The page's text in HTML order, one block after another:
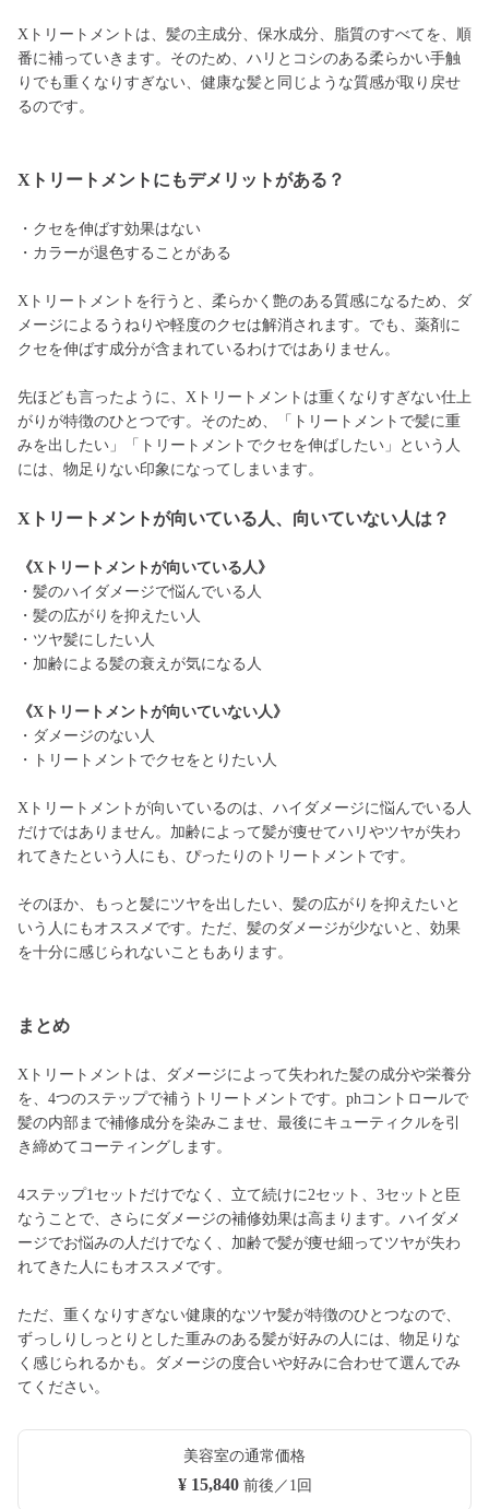
Xトリートメントは、髪の主成分、保水成分、脂質のすべてを、順
番に補っていきます。そのため、ハリとコシのある柔らかい手触
りでも重くなりすぎない、健康な髪と同じような質感が取り戻せ
るのです。
Xトリートメントにもデメリットがある？
・クセを伸ばす効果はない
・カラーが退色することがある
Xトリートメントを行うと、柔らかく艶のある質感になるため、ダ
メージによるうねりや軽度のクセは解消されます。でも、薬剤に
クセを伸ばす成分が含まれているわけではありません。
先ほども言ったように、Xトリートメントは重くなりすぎない仕上
がりが特徴のひとつです。そのため、「トリートメントで髪に重
みを出したい」「トリートメントでクセを伸ばしたい」という人
には、物足りない印象になってしまいます。
Xトリートメントが向いている人、向いていない人は？
《Xトリートメントが向いている人》
・髪のハイダメージで悩んでいる人
・髪の広がりを抑えたい人
・ツヤ髪にしたい人
・加齢による髪の衰えが気になる人
《Xトリートメントが向いていない人》
・ダメージのない人
・トリートメントでクセをとりたい人
Xトリートメントが向いているのは、ハイダメージに悩んでいる人
だけではありません。加齢によって髪が痩せてハリやツヤが失わ
れてきたという人にも、ぴったりのトリートメントです。
そのほか、もっと髪にツヤを出したい、髪の広がりを抑えたいと
いう人にもオススメです。ただ、髪のダメージが少ないと、効果
を十分に感じられないこともあります。
まとめ
Xトリートメントは、ダメージによって失われた髪の成分や栄養分
を、4つのステップで補うトリートメントです。phコントロールで
髪の内部まで補修成分を染みこませ、最後にキューティクルを引
き締めてコーティングします。
4ステップ1セットだけでなく、立て続けに2セット、3セットと臣
なうことで、さらにダメージの補修効果は高まります。ハイダメ
ージでお悩みの人だけでなく、加齢で髪が痩せ細ってツヤが失わ
れてきた人にもオススメです。
ただ、重くなりすぎない健康的なツヤ髪が特徴のひとつなので、
ずっしりしっとりとした重みのある髪が好みの人には、物足りな
く感じられるかも。ダメージの度合いや好みに合わせて選んでみ
てください。
美容室の通常価格
¥ 15,840前後／1回